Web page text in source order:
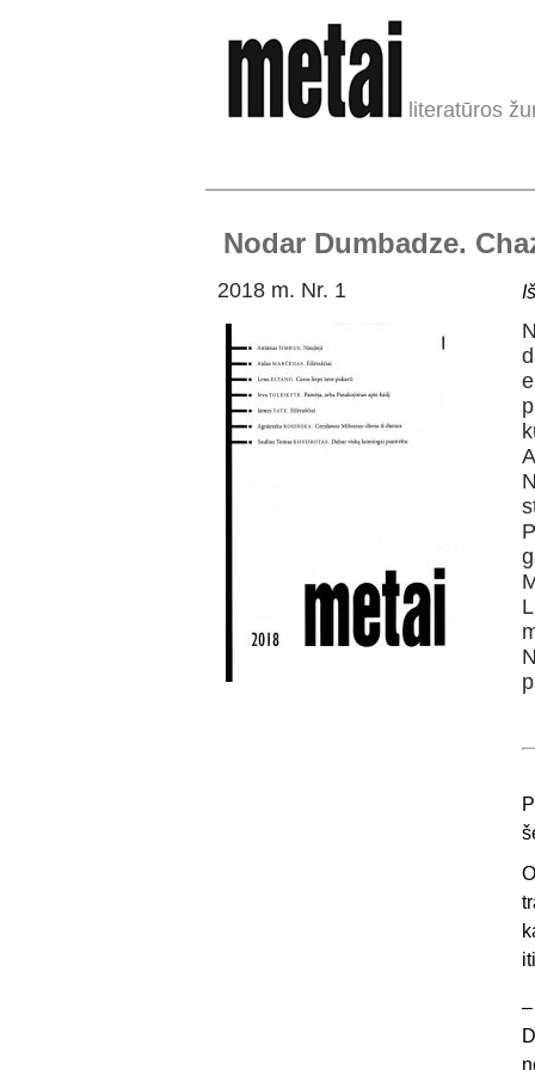
literatūros
Nodar Dumbadze.
2018 m. Nr. 1
–